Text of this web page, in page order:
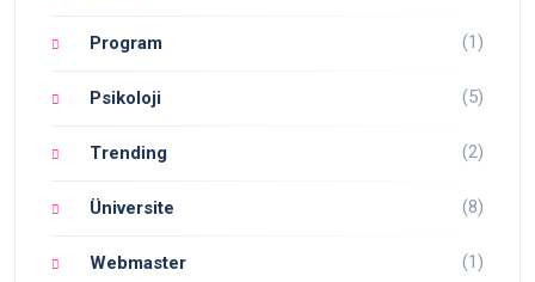
Program (1)
Psikoloji (5)
Trending (2)
Üniversite (8)
Webmaster (1)